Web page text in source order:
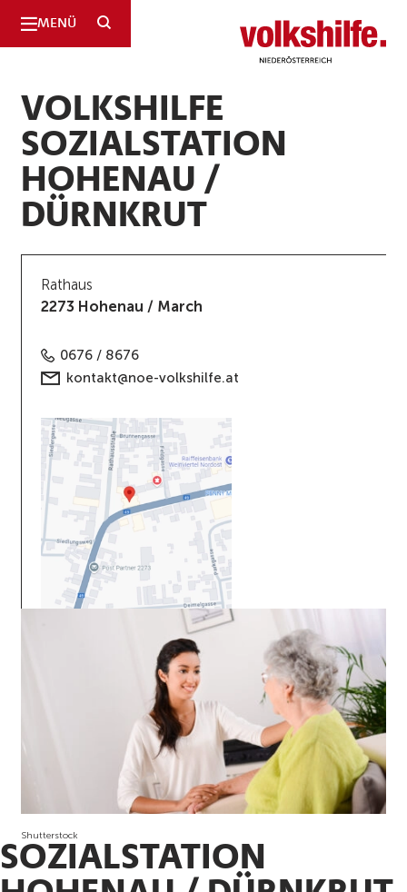
MENÜ SUCHE Niederösterreich
VOLKSHILFE
SOZIALSTATION
HOHENAU /
DÜRNKRUT
Rathaus
2273 Hohenau / March
0676 / 8676
kontakt@noe-volkshilfe.at
Shutterstock
SOZIALSTATION